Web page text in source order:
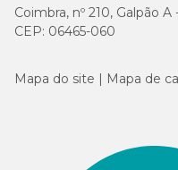
Coimbra, nº 210, Galpão
CEP: 06465-060
Mapa do site Mapa de